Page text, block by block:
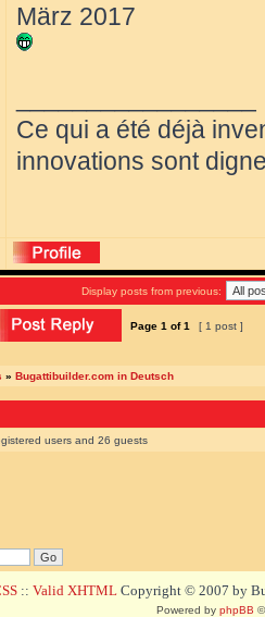
März 2017
Ce qui a été déjà
innovations sont
Display posts from previous:
Page 1 of1 [ 1 post ]
» Bugattibuilder.com in Deutsch
users and 26 guests
:: Valid XHTML Copyright © 2007 by
Powered by phpBB